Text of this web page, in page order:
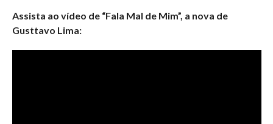
Assista ao vídeo de “Fala Mal de Mim”, a nova de
Gusttavo Lima: